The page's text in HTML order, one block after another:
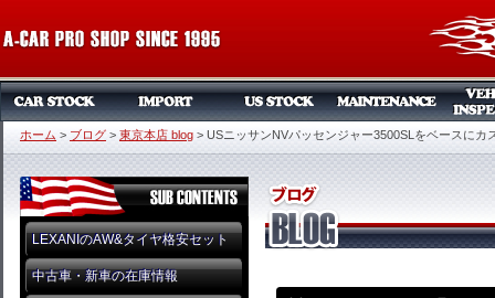
ホーム > ブログ > 東京本店 blog > USニッサンNVパッセンジャー3500SLをベースにカ
LEXANIのAW&タイヤ格安セット
中古車・新車の在庫情報